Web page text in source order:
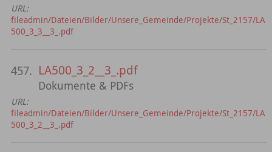
URL:
fileadmin/Dateien/Bilder/Unsere_Gemeinde/Projekte/St_2157/LA
500_3_3__3_.pdf
457. LA500_3_2__3_.pdf
Dokumente & PDFs
URL:
fileadmin/Dateien/Bilder/Unsere_Gemeinde/Projekte/St_2157/LA
500_3_2__3_.pdf